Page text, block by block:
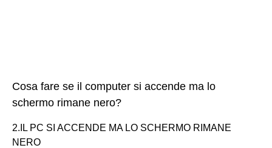
Cosa fare se il computer si accende ma lo
schermo rimane nero?
​2.IL PC SI ACCENDE MA LO SCHERMO RIMANE
NERO